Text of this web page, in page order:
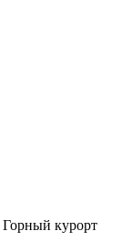
Горный курорт